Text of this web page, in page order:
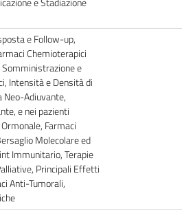
e Follow-up,
Chemioterapici
Somministrazione e
Intensità e Densità di
Neo-Adiuvante,
e nei pazienti
Farmaci
Molecolare ed
Immunitario, Terapie
Principali Effetti
Anti-Tumorali,